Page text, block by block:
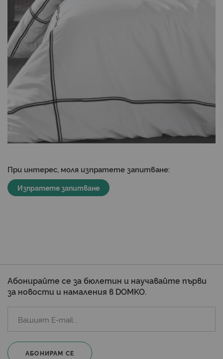
При интерес, моля изпратете запитване:
Изпратете запитване
Абонирайте се за бюлетин и научавайте първи
за новости и намаления в DOMKO.
АБОНИРАМ СЕ